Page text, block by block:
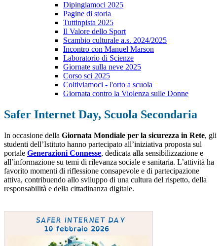
Dipingiamoci 2025
Pagine di storia
Tuttinpista 2025
Il Valore dello Sport
Scambio culturale a.s. 2024/2025
Incontro con Manuel Marson
Laboratorio di Scienze
Giornate sulla neve 2025
Corso sci 2025
Coltiviamoci - l'orto a scuola
Giornata contro la Violenza sulle Donne
Safer Internet Day, Scuola Secondaria
In occasione della Giornata Mondiale per la sicurezza in Rete, gli
studenti dell’Istituto hanno partecipato all’iniziativa proposta sul
portale Generazioni Connesse, dedicata alla sensibilizzazione e
all’informazione su temi di rilevanza sociale e sanitaria. L’attività ha
favorito momenti di riflessione consapevole e di partecipazione
attiva, contribuendo allo sviluppo di una cultura del rispetto, della
responsabilità e della cittadinanza digitale.